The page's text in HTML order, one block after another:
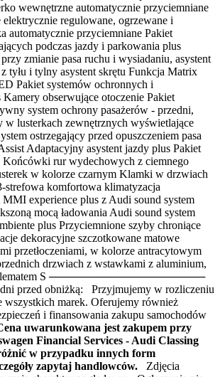
wewnętrzne automatycznie przyciemniane
regulowane, ogrzewane i
automatycznie przyciemniane Pakiet
podczas jazdy i parkowania plus
zmianie pasa ruchu i wysiadaniu, asystent
tyłu i tylny asystent skrętu Funkcja Matrix
Pakiet systemów ochronnych i
obserwujące otoczenie Pakiet
system ochrony pasażerów - przedni,
lusterkach zewnętrznych wyświetlające
ostrzegający przed opuszczeniem pasa
Adaptacyjny asystent jazdy plus Pakiet
Końcówki rur wydechowych z ciemnego
w kolorze czarnym Klamki w drzwiach
strefowa komfortowa klimatyzacja
MMI experience plus z Audi sound system
mocą ładowania Audi sound system
plus Przyciemnione szyby chroniące
dekoracyjne szczotkowane matowe
przetłoczeniami, w kolorze antracytowym
drzwiach z wstawkami z aluminium,
S ────────────────────
przed obniżką: Przyjmujemy w rozliczeniu
wszystkich marek. Oferujemy również
i finansowania zakupu samochodów
uwarunkowana jest zakupem przy
Financial Services - Audi Classing
w przypadku innych form
zapytaj handlowców. Zdjęcia